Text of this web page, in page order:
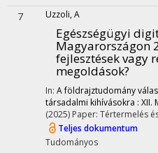
7 Uzzoli, A
Egészségügyi
Magyarországon
fejlesztések vagy
megoldások?
In: A földrajztudomány
társadalmi kihívásokra : XII.
(2025) Paper: Tértermelés
Teljes dokumentum
Tudományos